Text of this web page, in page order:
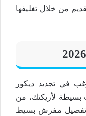
من خلال تغليفها
في تجديد ديكور
بسيطة لأريكتك، من
وتفصيل مفرش بسيط